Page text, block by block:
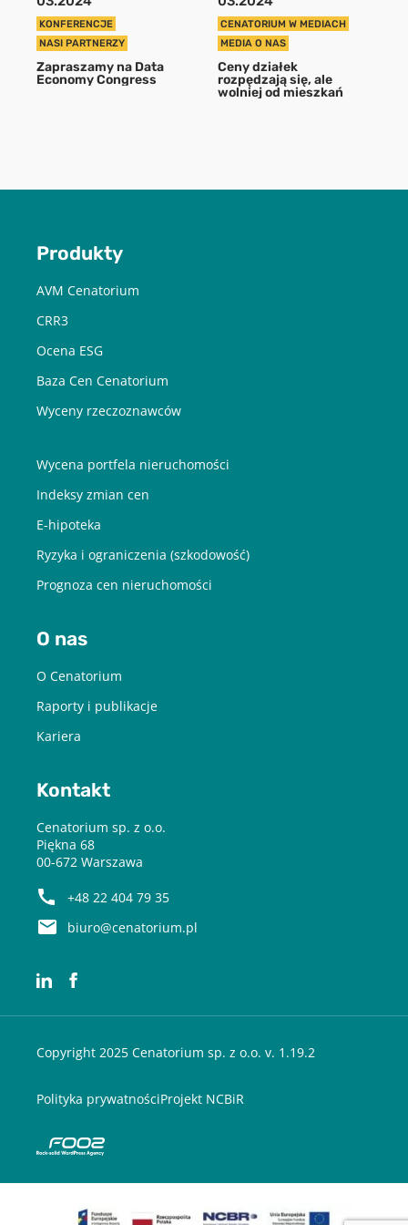
POBIERZ
Chcę otrzymywać treści o charakterze marketingowym drogą e-
KONFERENCJE
NASI PARTNERZY
Zapraszamy na Data
Economy Congress
CENATORIUM W MEDIACH
MEDIA O NAS
Ceny działek
rozpędzają się, ale
wolniej od mieszkań
Produkty
AVM Cenatorium
CRR3
Ocena ESG
Baza Cen Cenatorium
Wyceny rzeczoznawców
Wycena portfela nieruchomości
Indeksy zmian cen
E-hipoteka
Ryzyka i ograniczenia (szkodowość)
Prognoza cen nieruchomości
O nas
O Cenatorium
Raporty i publikacje
Kariera
Kontakt
Cenatorium sp. z o.o.
Piękna 68
00-672 Warszawa
+48 22 404 79 35
biuro@cenatorium.pl
Copyright 2025 Cenatorium sp. z o.o. v. 1.19.2
Polityka prywatnościProjekt NCBiR